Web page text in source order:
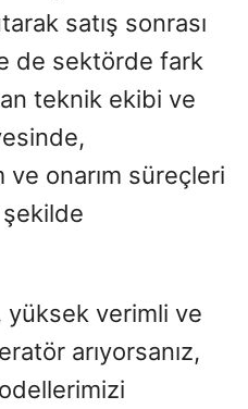
satış sonrası
de sektörde fark
teknik ekibi ve
ve onarım süreçleri
şekilde
yüksek verimli ve
arıyorsanız,